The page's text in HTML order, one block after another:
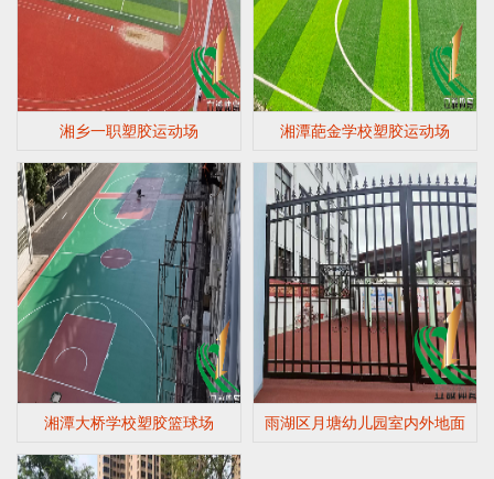
湘乡一职塑胶运动场 湘潭葩金学校塑胶运动场
湘潭大桥学校塑胶篮球场 雨湖区月塘幼儿园室内外地面